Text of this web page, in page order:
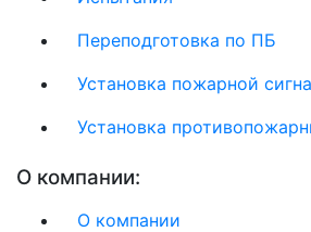
Переподготовка по ПБ
Установка пожарной
Установка
О компании:
О компании